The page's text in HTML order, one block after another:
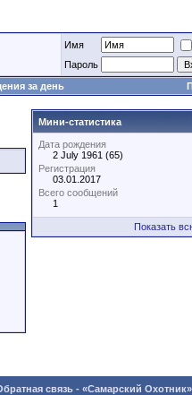
Имя
Пароль
за день
Мини-статистика
Дата рождения
2 July 1961 (65)
Регистрация
03.01.2017
Всего сообщений
1
Показать
связь - «Самарский Охотник»